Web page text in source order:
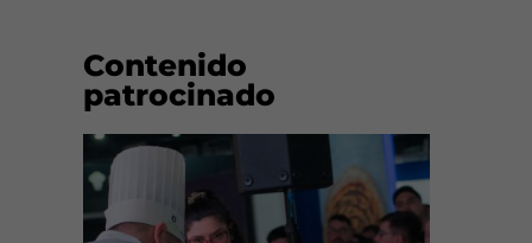
Contenido
patrocinado